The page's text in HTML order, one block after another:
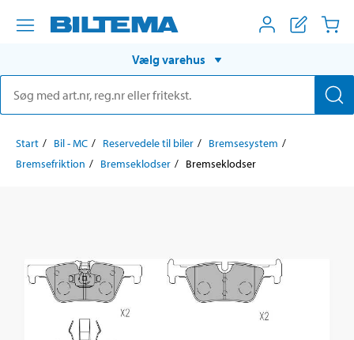
Vælg varehus
Start Bil - MC Reservedele til biler
Bremsesystem
Bremsefriktion
Bremseklodser Bremseklodser